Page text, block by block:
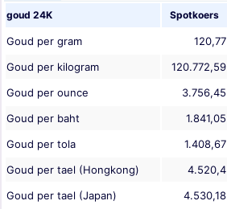
goud 24K Spotkoers
Goud per gram 120,77
Goud per kilogram
120.772,59
Goud per ounce
3.756,45
Goud per baht
1.841,05
Goud per tola
1.408,67
Goud per tael (Hongkong)
4.520,4
Goud per tael (Japan)
4.530,18